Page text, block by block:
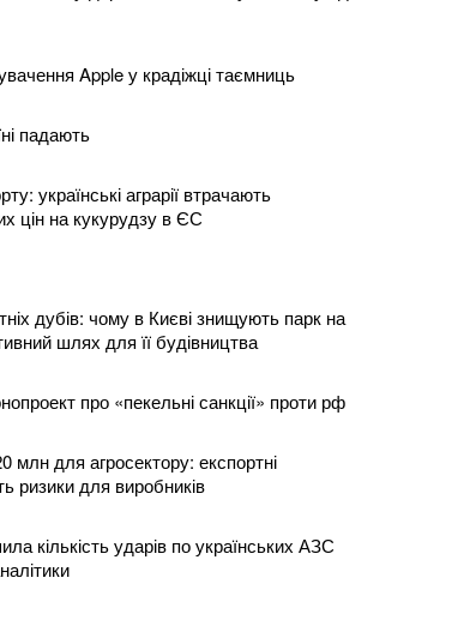
Apple у крадіжці таємниць
падають
українські аграрії втрачають
цін на кукурудзу в ЄС
дубів: чому в Києві знищують парк на
шлях для її будівництва
про «пекельні санкції» проти рф
млн для агросектору: експортні
ризики для виробників
кількість ударів по українських АЗС